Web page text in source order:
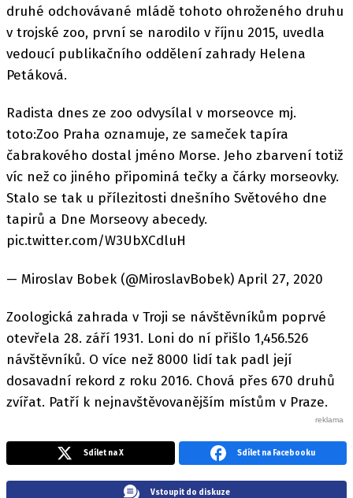
druhé odchovávané mládě tohoto ohroženého druhu
v trojské zoo, první se narodilo v říjnu 2015, uvedla
vedoucí publikačního oddělení zahrady Helena
Petáková.
Radista dnes ze zoo odvysílal v morseovce mj.
toto:Zoo Praha oznamuje, ze sameček tapíra
čabrakového dostal jméno Morse. Jeho zbarvení totiž
víc než co jiného připominá tečky a čárky morseovky.
Stalo se tak u přílezitosti dnešního Světového dne
tapirů a Dne Morseovy abecedy.
pic.twitter.com/W3UbXCdluH
— Miroslav Bobek (@MiroslavBobek) April 27, 2020
Zoologická zahrada v Troji se návštěvníkům poprvé
otevřela 28. září 1931. Loni do ní přišlo 1,456.526
návštěvníků. O více než 8000 lidí tak padl její
dosavadní rekord z roku 2016. Chová přes 670 druhů
zvířat. Patří k nejnavštěvovanějším místům v Praze.
Sdílet na X Sdílet na Facebooku
Vstoupit do diskuze